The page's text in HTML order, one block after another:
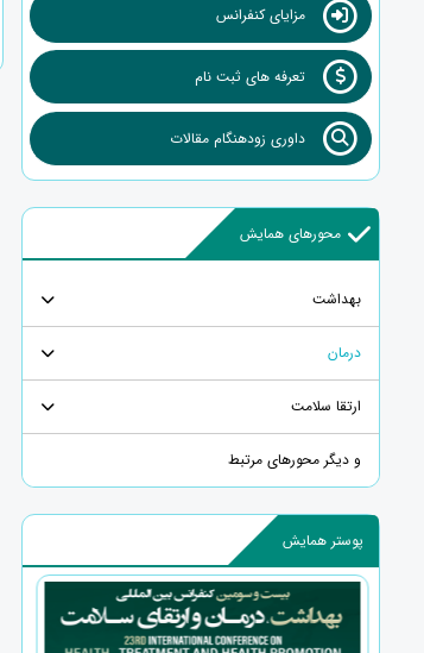
مزایای کنفرانس
تعرفه های ثبت نام
داوری زودهنگام مقالات
محورهای همایش
بهداشت
درمان
ارتقا سلامت
و دیگر محورهای مرتبط
پوستر همایش